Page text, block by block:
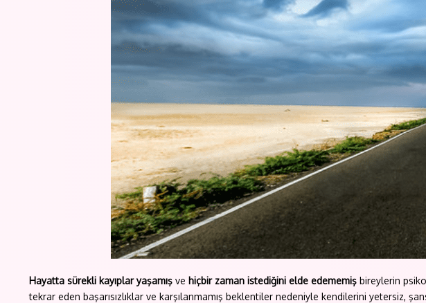
Hayatta sürekli kayıplar yaşamış ve hiçbir zaman istediğini elde edememiş bireylerin
tekrar eden başarısızlıklar ve karşılanmamış beklentiler nedeniyle kendilerini yetersiz,